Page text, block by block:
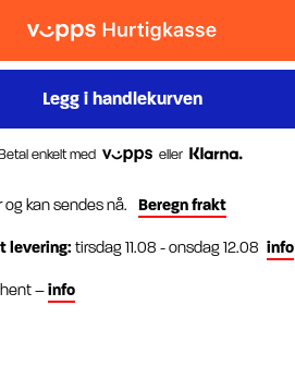
enkelt med eller
og kan sendes nå. Beregn frakt
levering:tirsdag 11.08 - onsdag 12.08 info
hent –info